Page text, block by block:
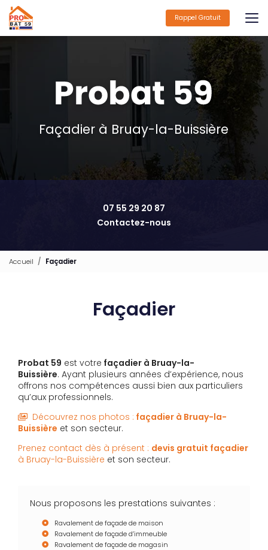
Aller
au
contenu
principal
Rappel Gratuit
Façadier à Bruay-la-Buissière
07 55 29 20 87
Contactez-nous
Accueil Façadier
Façadier
Probat 59 est votre façadier à Bruay-la-
Buissière. Ayant plusieurs années d’expérience, nous
offrons nos compétences aussi bien aux particuliers
qu’aux professionnels.
Découvrez nos photos : façadier à Bruay-la-
Buissière et son secteur.
Prenez contact dès à présent : devis gratuit façadier
à Bruay-la-Buissière et son secteur.
Nous proposons les prestations suivantes :
Ravalement de façade de maison
Ravalement de façade d’immeuble
Ravalement de façade de magasin